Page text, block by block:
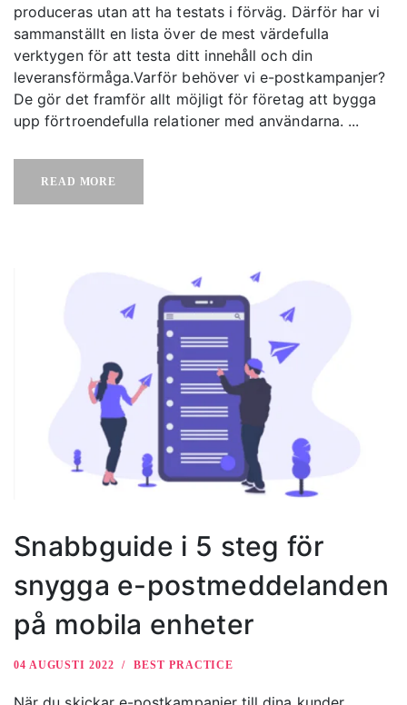
produceras utan att ha testats i förväg. Därför har vi
sammanställt en lista över de mest värdefulla
verktygen för att testa ditt innehåll och din
leveransförmåga.Varför behöver vi e-postkampanjer?
De gör det framför allt möjligt för företag att bygga
upp förtroendefulla relationer med användarna. ...
READ MORE
Snabbguide i 5 steg för
snygga e-postmeddelanden
på mobila enheter
04 AUGUSTI 2022 BEST PRACTICE